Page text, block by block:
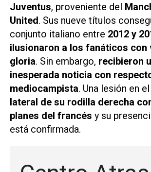
Juventus, proveniente del
United. Sus nueve títulos
conjunto italiano entre 2012 y
ilusionaron a los fanáticos con
gloria. Sin embargo, recibieron
inesperada noticia con
mediocampista. Una lesión en el
lateral de su rodilla derecha
planes del francés y su
está confirmada.